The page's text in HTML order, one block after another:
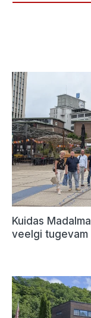
Kuidas
veelgi tugevam